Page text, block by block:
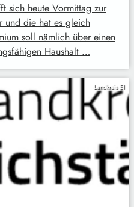
sich heute Vormittag zur
und die hat es gleich
soll nämlich über einen
Haushalt …
Landkreis EI